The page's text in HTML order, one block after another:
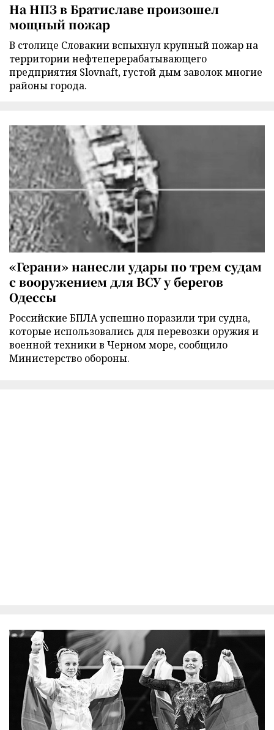
На НПЗ в Братиславе произошел
мощный пожар
В столице Словакии вспыхнул крупный пожар на
территории нефтеперерабатывающего
предприятия Slovnaft, густой дым заволок многие
районы города.
«Герани» нанесли удары по трем судам
с вооружением для ВСУ у берегов
Одессы
Российские БПЛА успешно поразили три судна,
которые использовались для перевозки оружия и
военной техники в Черном море, сообщило
Министерство обороны.